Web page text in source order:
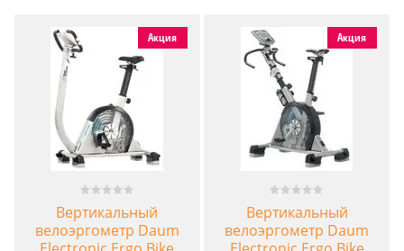
Акция
Вертикальный
велоэргометр Daum
Акция
Вертикальный
велоэргометр Daum